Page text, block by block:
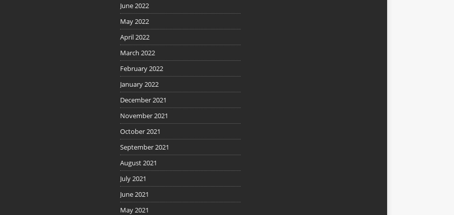
June 2022
May 2022
April 2022
March 2022
February 2022
January 2022
December 2021
November 2021
October 2021
September 2021
August 2021
July 2021
June 2021
May 2021